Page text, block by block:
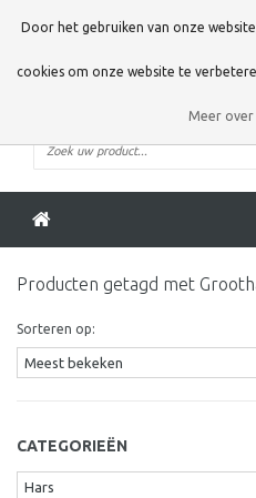
Producten getagd met
Sorteren op:
CATEGORIEËN
Door het gebruiken van onze
cookies om onze website te
Meer over